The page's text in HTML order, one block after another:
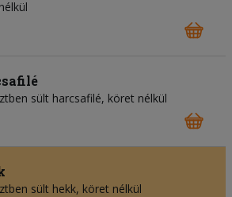
sült harcsafilé, köret nélkül
sült hekk, köret nélkül